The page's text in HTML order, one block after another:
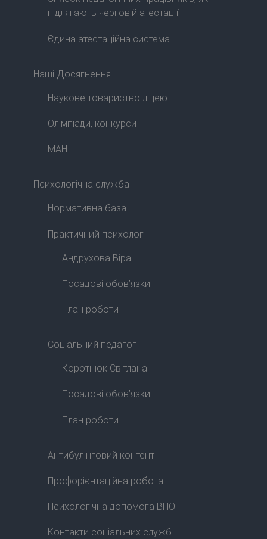
підлягають черговій атестації
Єдина атестаційна система
Наші Досягнення
Наукове товариство ліцею
Олімпіади, конкурси
МАН
Психологічна служба
Нормативна база
Практичний психолог
Андрухова Віра
Посадові обов’язки
План роботи
Соціальний педагог
Коротнюк Світлана
Посадові обов’язки
План роботи
Антибулінговий контент
Профорієнтаційна робота
Психологічна допомога ВПО
Контакти соціальних служб